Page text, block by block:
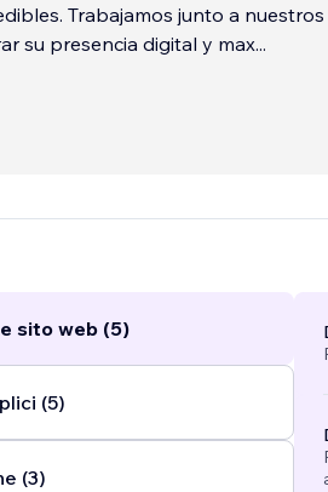
Trabajamos junto a
su presencia digital y max...
sito web (5)
(5)
(3)